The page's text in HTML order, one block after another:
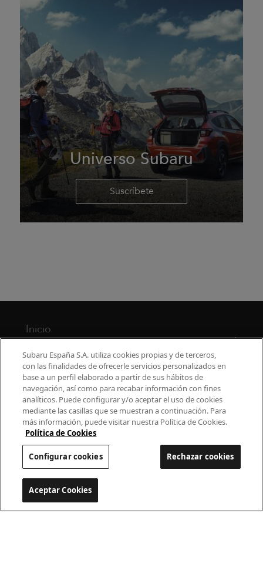
Universo Subaru
Suscríbete
Inicio
Modelos
¿Por qué Subaru?
Finance
Propietarios
Contacto
Universo Subaru
900 440 044
Subaru España S.A. utiliza cookies propias y de terceros,
con las finalidades de ofrecerle servicios personalizados en
base a un perfil elaborado a partir de sus hábitos de
navegación, así como para recabar información con fines
analíticos. Puede configurar y/o aceptar el uso de cookies
mediante las casillas que se muestran a continuación. Para
más información, puede visitar nuestra Política de Cookies.
Política de Cookies
Configurar cookies Rechazar cookies
Aceptar Cookies